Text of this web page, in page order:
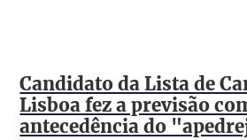
Candidato da Lista de
Lisboa fez a previsão
antecedência do